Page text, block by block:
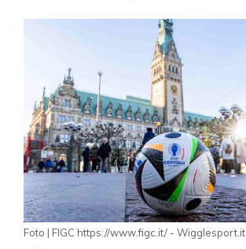
Foto | FIGC https://www.figc.it/ - Wigglesport.it